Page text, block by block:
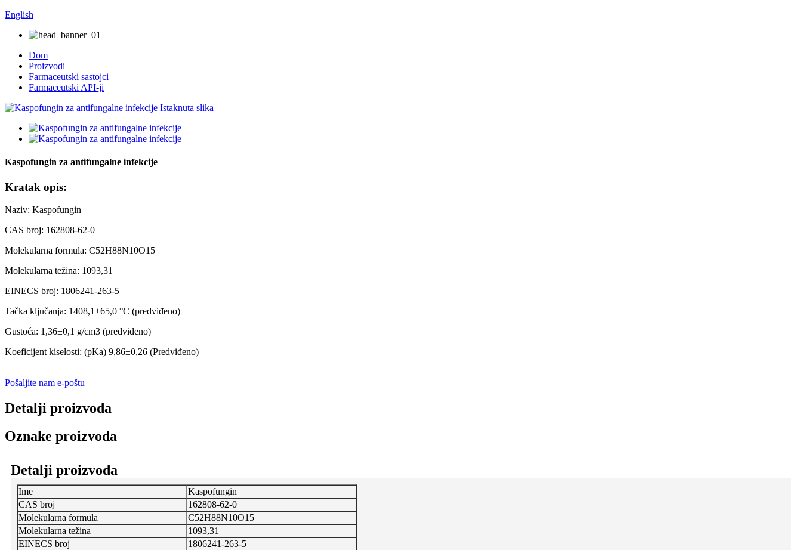
English
Dom
Proizvodi
Farmaceutski sastojci
Farmaceutski API-ji
Kaspofungin za antifungalne infekcije
Kratak opis:
Naziv: Kaspofungin
CAS broj: 162808-62-0
Molekularna formula: C52H88N10O15
Molekularna težina: 1093,31
EINECS broj: 1806241-263-5
Tačka ključanja: 1408,1±65,0 °C (predviđeno)
Gustoća: 1,36±0,1 g/cm3 (predviđeno)
Koeficijent kiselosti: (pKa) 9,86±0,26 (Predviđeno)
Pošaljite nam e-poštu
Detalji proizvoda
Oznake proizvoda
Detalji proizvoda
Ime
Kaspofungin
CAS broj
162808-62-0
Molekularna formula
C52H88N10O15
Molekularna težina
1093,31
EINECS broj
1806241-263-5